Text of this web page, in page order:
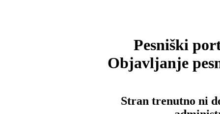
Pesniški
Objavljanje
Stran trenutno ni